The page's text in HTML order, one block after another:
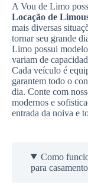
A Vou de Limo
Locação de
mais diversas
tornar seu grande
Limo possui
variam de
Cada veículo é
garantem todo o
dia. Conte com
modernos e
entrada da noiva e
Como
para